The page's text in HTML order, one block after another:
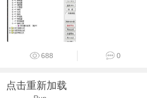
688 0
点击重新加载